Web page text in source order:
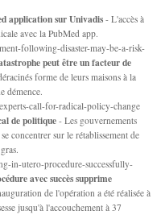
application sur Univadis- L'accès à
avec la PubMed app.
following-disaster-may-be-a-risk-
peut être un facteur de
forme de leurs maisons à la
démence.
call-for-radical-policy-change
de politique - Les gouvernements
concentrer sur le rétablissement de
in-utero-procedure-successfully-
avec succès supprime
de l'opération a été réalisée à
jusqu'à l'accouchement à 37